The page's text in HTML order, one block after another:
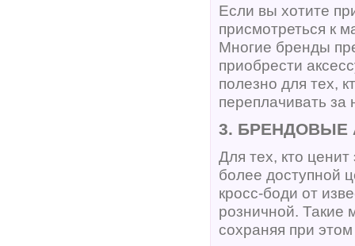
Если вы хотите
присмотреться к
Многие бренды
приобрести
полезно для тех,
переплачивать за
3. БРЕНДОВЫЕ
Для тех, кто
более доступной
кросс-боди от
розничной. Такие
сохраняя при